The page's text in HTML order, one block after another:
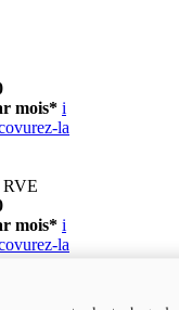
mois* i
la
RVE
mois* i
la